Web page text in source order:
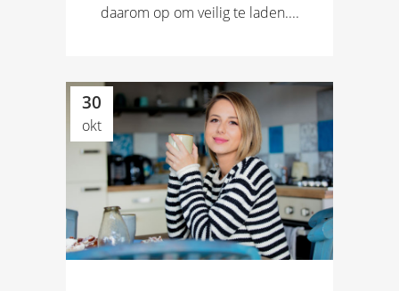
daarom op om veilig te laden....
30
okt